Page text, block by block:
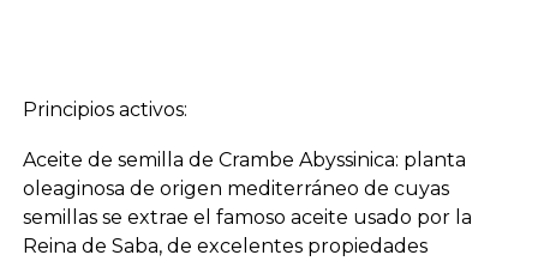
Principios activos:
Aceite de semilla de Crambe Abyssinica: planta
oleaginosa de origen mediterráneo de cuyas
semillas se extrae el famoso aceite usado por la
Reina de Saba, de excelentes propiedades